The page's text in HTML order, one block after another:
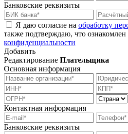
Банковские реквизиты
Я даю согласие на обработку
также подтверждаю, что ознакомлен
конфиденциальности
Добавить
Редактирование Плательщика
Основная информация
Контактная информация
Банковские реквизиты